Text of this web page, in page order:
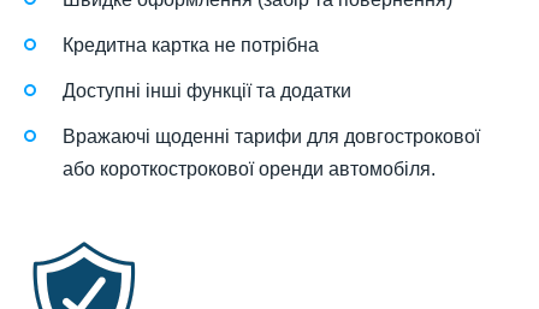
Кредитна картка не потрібна
Доступні інші функції та додатки
Вражаючі щоденні тарифи для довгострокової
або короткострокової оренди автомобіля.